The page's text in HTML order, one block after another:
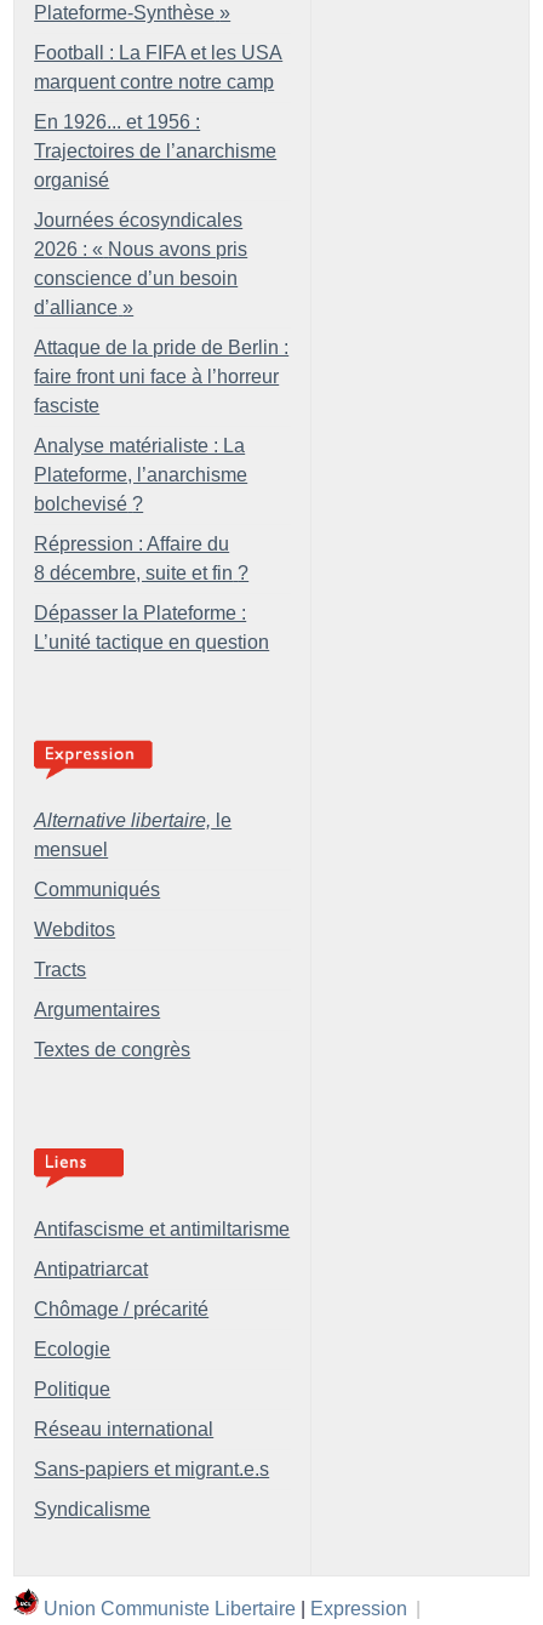
Plateforme-Synthèse »
Football : La FIFA et les USA
marquent contre notre camp
En 1926... et 1956 :
Trajectoires de l’anarchisme
organisé
Journées écosyndicales
2026 : « Nous avons pris
conscience d’un besoin
d’alliance »
Attaque de la pride de Berlin :
faire front uni face à l’horreur
fasciste
Analyse matérialiste : La
Plateforme, l’anarchisme
bolchevisé ?
Répression : Affaire du
8 décembre, suite et fin ?
Dépasser la Plateforme :
L’unité tactique en question
Alternative libertaire, le
mensuel
Communiqués
Webditos
Tracts
Argumentaires
Textes de congrès
Antifascisme et antimiltarisme
Antipatriarcat
Chômage / précarité
Ecologie
Politique
Réseau international
Sans-papiers et migrant.e.s
Syndicalisme
Union Communiste Libertaire Expression